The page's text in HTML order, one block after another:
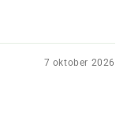
7 oktober 2026